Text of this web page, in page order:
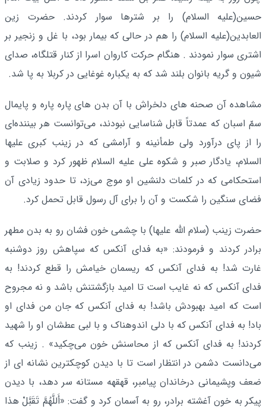
حسین‌(علیه السلام) را بر شترها سوار کردند. حضرت زین
العابدین‌(علیه السلام) را هم در حالی که بیمار بود، با غل و زنجیر بر
اشتری سوار نمودند . هنگام حرکت کاروان اسرا از کنار قتلگاه، صدای
شیون و گریه بانوان بلند شد که به یکباره غوغایی در کربلا به پا شد.
مشاهده آن صحنه ‌هاى دلخراش با آن بدن ‌هاى پاره پاره و پایمال
سمّ اسبان که عمدتاً قابل شناسایى نبودند، مى‌توانست هر بیننده‌اى
را از پاى درآورد ولى طمأنینه و آرامشى که در زینب کبرى‌ علیها
السلام، یادگار صبر و شکوه على علیه السلام ظهور کرد و صلابت و
استحکامى که در کلمات دلنشین او موج مى‌زد، تا حدود زیادى آن
فضاى سنگین را شکست و آن را براى آل رسول قابل تحمل کرد.
حضرت زینب‌ (سلام الله علیها) با چشمی خون فشان رو به بدن مطهر
برادر کردند و فرمودند: «به فدای آنکس که سپاهش روز دوشنبه
غارت شد! به فدای آنکس که ریسمان خیامش را قطع کردند! به
فدای آنکس که نه غایب است تا امید بازگشتنش باشد و نه مجروح
است که امید بهبودش باشد! به فدای آنکس که جان من فدای او
باد! به فدای آنکس که با دلی اندوهناک و با لبی عطشان او را شهید
کردند! به فدای آنکس که از محاسنش خون می‌چکید» . زینب که
مى‌دانست دشمن در انتظار است تا با دیدن کوچکترین نشانه ‌اى از
ضعف وپشیمانى درخاندان پیامبر، قهقهه مستانه سر دهد، با دیدن
پیکر به خون آغشته برادر، رو به آسمان کرد و گفت: «أَللَّهُمَّ تَقَبَّلْ هذا